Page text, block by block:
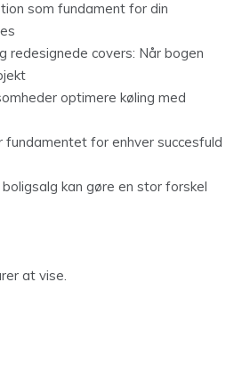
som fundament for din
redesignede covers: Når bogen
optimere køling med
fundamentet for enhver succesfuld
kan gøre en stor forskel
at vise.